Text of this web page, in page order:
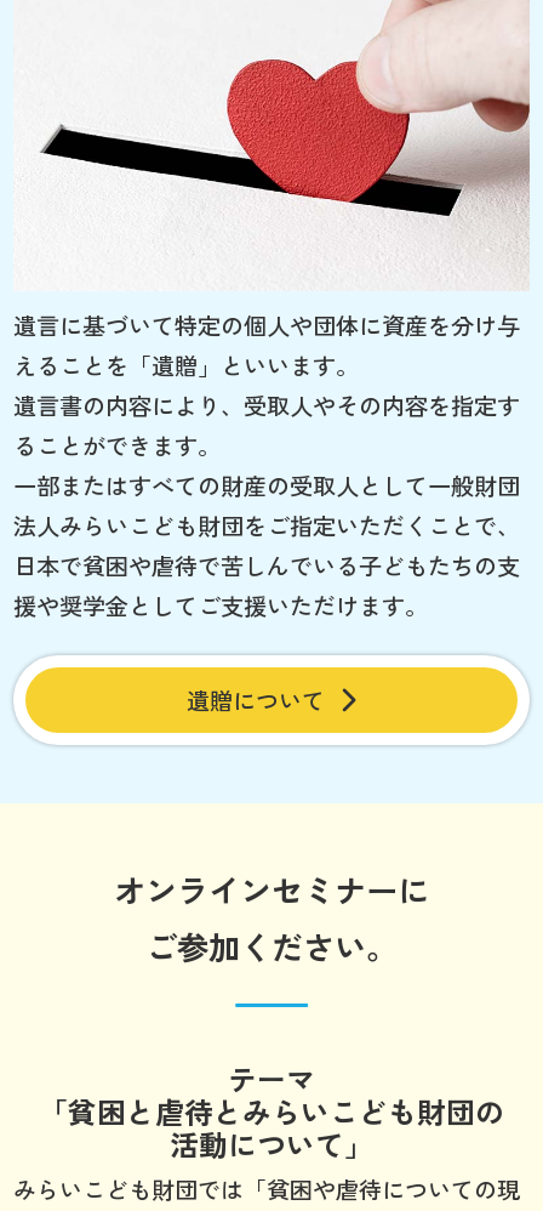
遺言に基づいて特定の個人や団体に資産を分け与
えることを「遺贈」といいます。
遺言書の内容により、受取人やその内容を指定す
ることができます。
一部またはすべての財産の受取人として一般財団
法人みらいこども財団をご指定いただくことで、
日本で貧困や虐待で苦しんでいる子どもたちの支
援や奨学金としてご支援いただけます。
遺贈について
オンラインセミナーに
ご参加ください。
テーマ
「貧困と虐待とみらいこども財団の
活動について」
みらいこども財団では「貧困や虐待についての現